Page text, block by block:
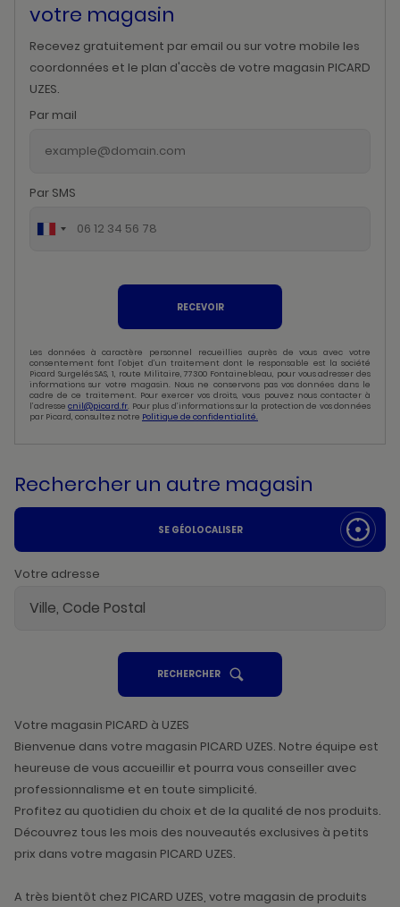
votre magasin
Recevez gratuitement par email ou sur votre mobile les
coordonnées et le plan d'accès de votre magasin PICARD
UZES.
Par mail
Par SMS
RECEVOIR
Les données à caractère personnel recueillies auprès de vous avec votre
consentement font l’objet d’un traitement dont le responsable est la société
Picard Surgelés SAS, 1, route Militaire, 77300 Fontainebleau, pour vous adresser des
informations sur votre magasin. Nous ne conservons pas vos données dans le
cadre de ce traitement. Pour exercer vos droits, vous pouvez nous contacter à
l’adressecnil@picard.fr. Pour plus d’informations sur la protection de vos données
par Picard, consultez notre Politique de confidentialité.
Rechercher un autre magasin
SE GÉOLOCALISER
Votre adresse
RECHERCHERUN
POINT
VENTE
Votre magasin PICARD à UZES
Bienvenue dans votre magasin PICARD UZES. Notre équipe est
heureuse de vous accueillir et pourra vous conseiller avec
professionnalisme et en toute simplicité.
Profitez au quotidien du choix et de la qualité de nos produits.
Découvrez tous les mois des nouveautés exclusives à petits
prix dans votre magasin PICARD UZES.
A très bientôt chez PICARD UZES, votre magasin de produits